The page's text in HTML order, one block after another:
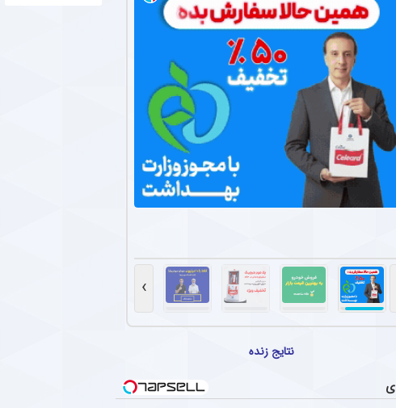
بمب نقل و انتقالات استقلال در فوتبال ایران خنثی شد + جزئیات
در حالی با پنجره نقل‌وانتقالاتی بسته روزهای دشواری را سپری می‌کند که در همین شرایط،
رونمایی از شغل جدید مدیرعامل پرسپولیس + عکس
حدادی، مدیرعامل جوان باشگاه پرسپولیس، به عنوان سفیر افتخاری ورزش چوگان انتخاب شد.
سکوت فرهاد مجیدی در دبی و انتظار برای پیشنهاد جدید
مجیدی در پنجاه‌سالگی، دور از هیاهوی فوتبال ایران، روزهای آرامی را در دبی سپری می‌کند و
روحیه بالای آقای گل فوتبال ایران برای آتش بازی در لیگ برتر + عکس
سرمربی فصل گذشته سپاهان با تمدید یک فصل دیگر در این تیم ماند + عکس
محمودی، سرمربی فصل گذشته سپاهان، با وجود شایعات حضور در پرسپولیس، قرارداد خود را برای
عملکرد تهاجمی پرسپولیس در پیش‌فصل لیگ برتر
محبی، مدافع جوان خیبر که در هفته‌های گذشته یکی از سوژه‌های نقل‌وانتقالات بود، پس از بازگشت
›
نتایج زنده